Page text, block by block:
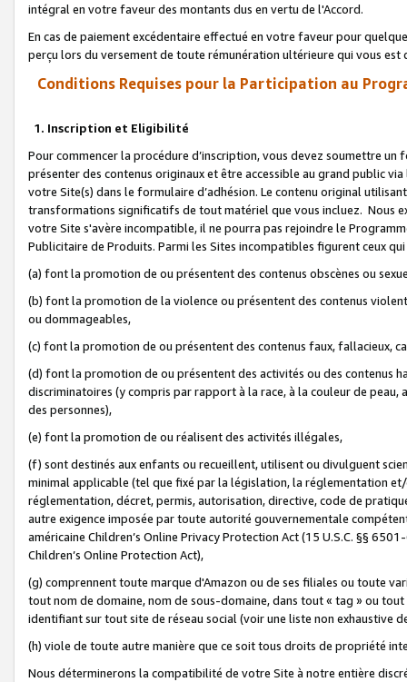
intégral en votre faveur des montants dus en vertu de l'Accord.
En cas de paiement excédentaire effectué en votre faveur pour
perçu lors du versement de toute rémunération ultérieure qui vous est
Conditions Requises pour la Participation au
1. Inscription et Eligibilité
Pour commencer la procédure d’inscription, vous devez soumettre
présenter des contenus originaux et être accessible au grand public
votre Site(s) dans le formulaire d’adhésion. Le contenu original
transformations significatifs de tout matériel que vous incluez. Nous
votre Site s'avère incompatible, il ne pourra pas rejoindre le
Publicitaire de Produits. Parmi les Sites incompatibles figurent ceux
(a) font la promotion de ou présentent des contenus obscènes ou
(b) font la promotion de la violence ou présentent des contenus
ou dommageables,
(c) font la promotion de ou présentent des contenus faux, fallacieux,
(d) font la promotion de ou présentent des activités ou des contenus
discriminatoires (y compris par rapport à la race, à la couleur de
des personnes),
(e) font la promotion de ou réalisent des activités illégales,
(f) sont destinés aux enfants ou recueillent, utilisent ou divulguent
minimal applicable (tel que fixé par la législation, la réglementation
réglementation, décret, permis, autorisation, directive, code de
autre exigence imposée par toute autorité gouvernementale
américaine Children’s Online Privacy Protection Act (15 U.S.C. §§
Children’s Online Protection Act),
(g) comprennent toute marque d'Amazon ou de ses filiales ou toute
tout nom de domaine, nom de sous-domaine, dans tout « tag » ou
identifiant sur tout site de réseau social (voir une liste non exhaustive
(h) viole de toute autre manière que ce soit tous droits de propriété
Nous déterminerons la compatibilité de votre Site à notre entière